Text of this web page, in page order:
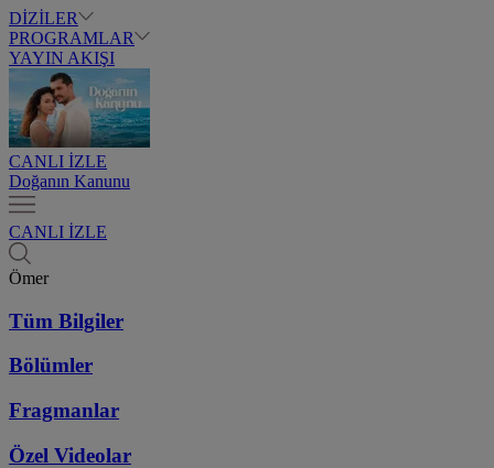
DİZİLER
PROGRAMLAR
YAYIN AKIŞI
CANLI İZLE
Doğanın Kanunu
CANLI İZLE
Ömer
Tüm Bilgiler
Bölümler
Fragmanlar
Özel Videolar